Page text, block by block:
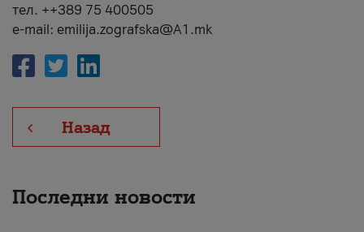
тел. ++389 75 400505
e-mail: emilija.zografska@A1.mk
Назад
Последни новости